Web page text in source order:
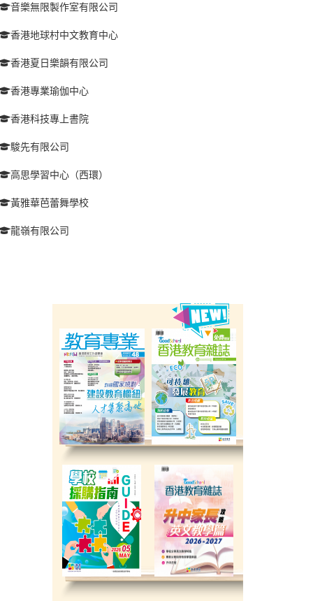
音樂無限製作室有限公司
香港地球村中文教育中心
香港夏日樂韻有限公司
香港專業瑜伽中心
香港科技專上書院
駿先有限公司
高思學習中心（西環）
黃雅華芭蕾舞學校
龍嶺有限公司